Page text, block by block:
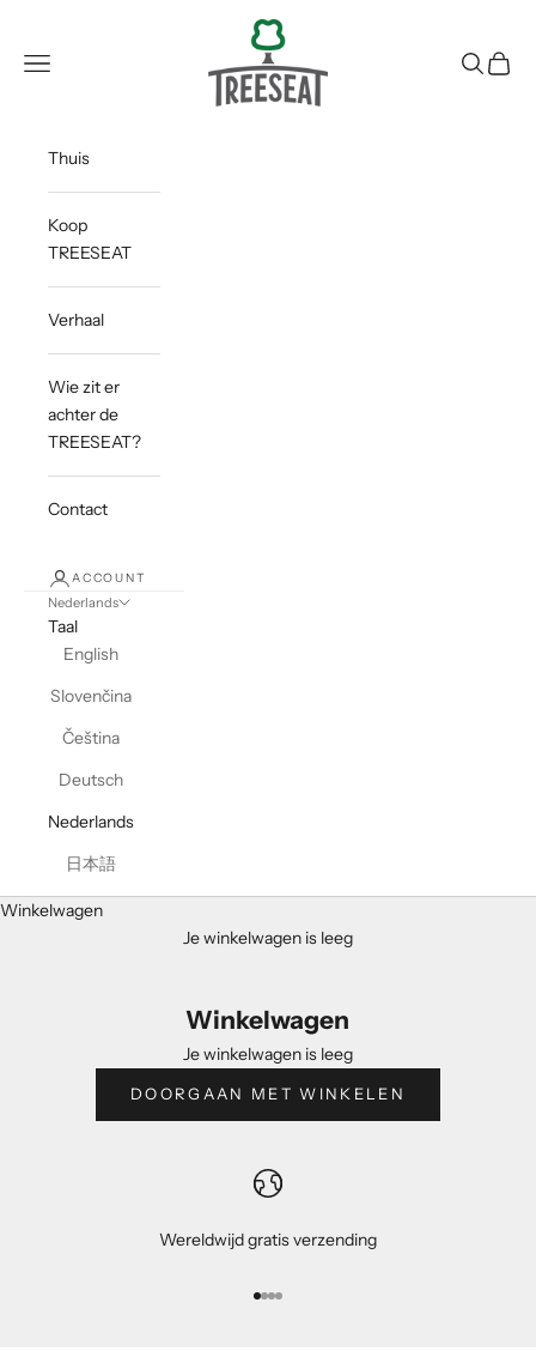
Treeseat
Navigatiemenu openen
Zoeken
Thuis
Koop
TREESEAT
Verhaal
Wie zit er
achter de
TREESEAT?
Contact
ACCOUNT
Nederlands
Taal
English
Slovenčina
Čeština
Deutsch
Nederlands
日本語
Winkelwagen
Je winkelwagen is leeg
Winkelwagen
Je winkelwagen is leeg
DOORGAAN MET WINKELEN
Wereldwijd gratis verzending
Naar artikel 1
Naar artikel 2
Naar artikel 3
Naar artikel 4